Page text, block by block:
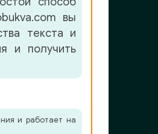
вы
текста и
и получить
и работает на